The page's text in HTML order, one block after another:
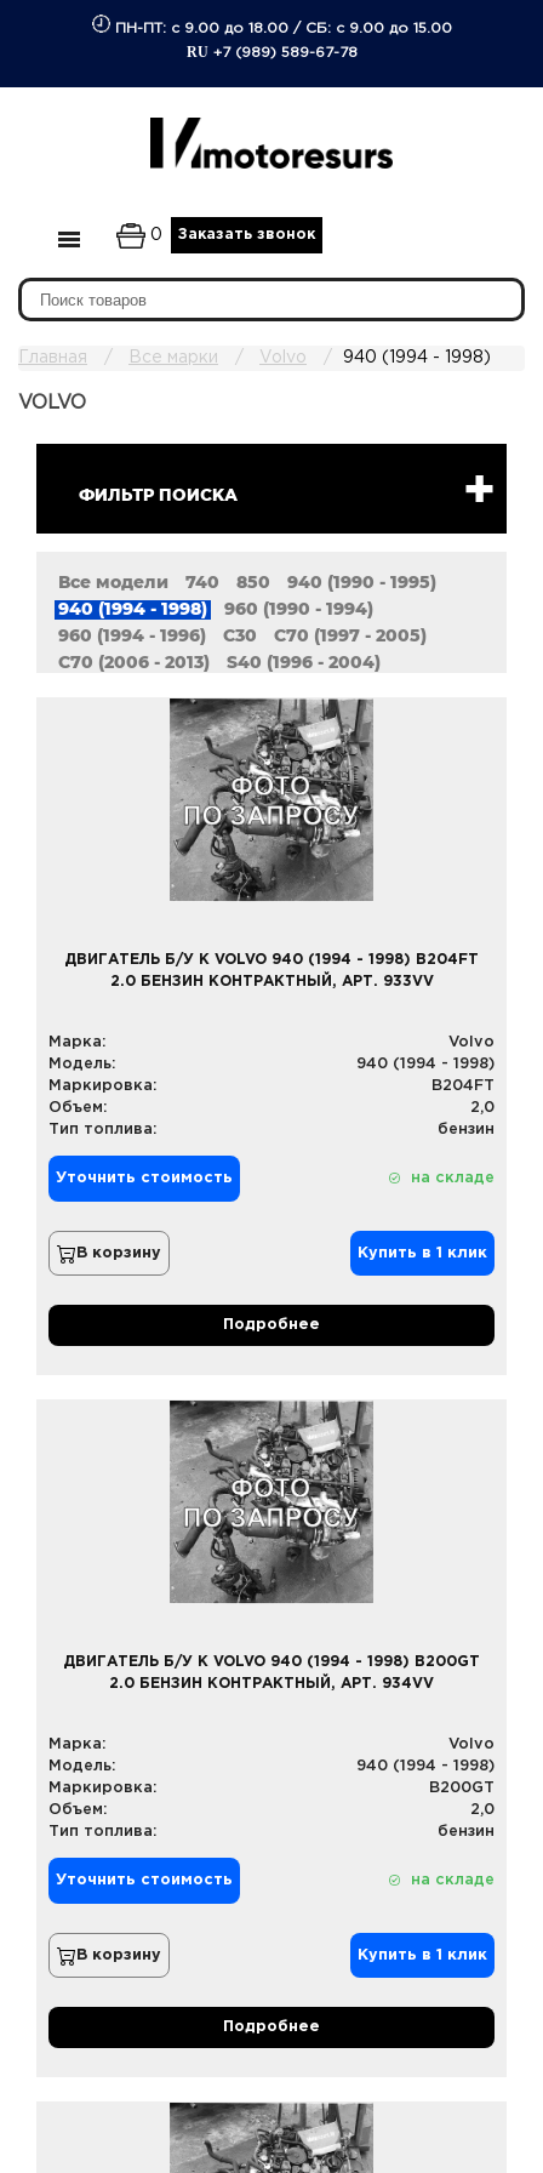
ПН-ПТ: с 9.00 до 18.00/ СБ: с 9.00 до 15.00
RU +7 (989) 589-67-78
0 Заказать звонок
Главная Все марки Volvo 940 (1994 - 1998)
VOLVO
ФИЛЬТР ПОИСКА
Все модели 740 850
940 (1990 - 1995)
940 (1994 - 1998)
960 (1990 - 1994)
960 (1994 - 1996)
C30
C70 (1997 - 2005)
C70 (2006 - 2013)
S40 (1996 - 2004)
S60 (2010 - 2018)
S70
S80 (1998 - 2006)
S80 (2006 - 2016)
S90
V40
V40 (1995 - 2004)
V40 (2012 - наст. Время)
V70 (1996 - 2000)
V70 (1999 - 2007)
V70 (2007 - 2016)
XC70 (1997 - 2007)
XC70 (2007 - 2016)
ДВИГАТЕЛЬ Б/У К VOLVO 940 (1994 - 1998) B204FT
2.0 БЕНЗИН КОНТРАКТНЫЙ, АРТ. 933VV
Марка:
Volvo
Модель:
940 (1994 - 1998)
Маркировка:
B204FT
Объем:
2,0
Тип топлива:
бензин
Уточнить стоимость на складе
В корзину Купить в 1 клик
Подробнее
ДВИГАТЕЛЬ Б/У К VOLVO 940 (1994 - 1998) B200GT
2.0 БЕНЗИН КОНТРАКТНЫЙ, АРТ. 934VV
Марка:
Volvo
Модель:
940 (1994 - 1998)
Маркировка:
B200GT
Объем:
2,0
Тип топлива:
бензин
Уточнить стоимость на складе
В корзину Купить в 1 клик
Подробнее